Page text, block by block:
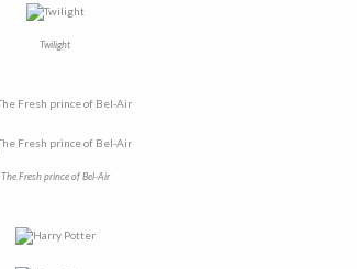
Twilight
The Fresh prince of Bel-Air